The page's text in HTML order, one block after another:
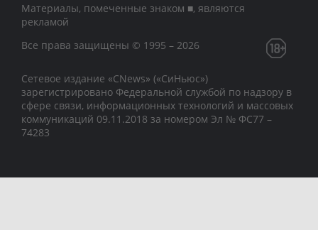
Материалы, помеченные знаком ■, являются
рекламой
Все права защищены © 1995 – 2026
Сетевое издание «CNews» («СиНьюс»)
зарегистрировано Федеральной службой по надзору в
сфере связи, информационных технологий и массовых
коммуникаций 09.11.2018 за номером Эл № ФС77 –
74283